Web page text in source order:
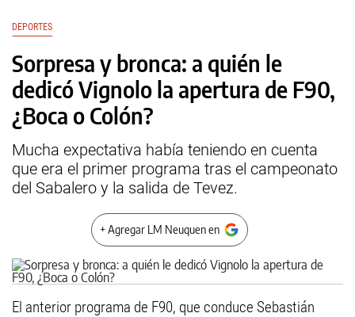
DEPORTES
Sorpresa y bronca: a quién le
dedicó Vignolo la apertura de F90,
¿Boca o Colón?
Mucha expectativa había teniendo en cuenta
que era el primer programa tras el campeonato
del Sabalero y la salida de Tevez.
+ Agregar LM Neuquen en
El anterior programa de F90, que conduce Sebastián